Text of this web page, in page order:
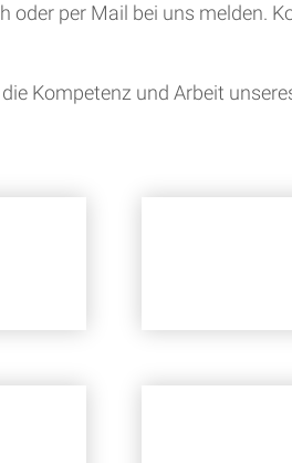
per Mail bei uns melden.
Kompetenz und Arbeit